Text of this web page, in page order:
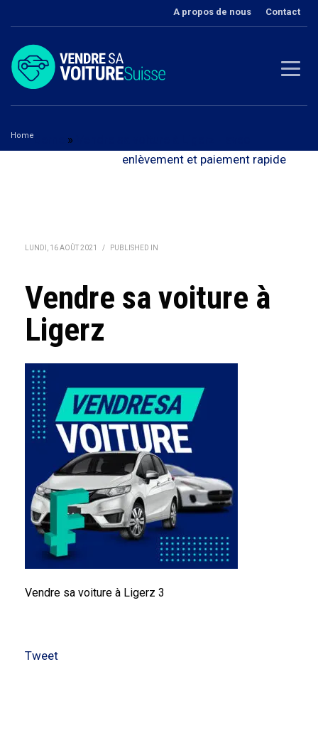
A propos de nous Contact
Home »
enlèvement et paiement rapide
LUNDI, 16 AOÛT 2021 / PUBLISHED IN
Vendre sa voiture à
Ligerz
Vendre sa voiture à Ligerz 3
Tweet